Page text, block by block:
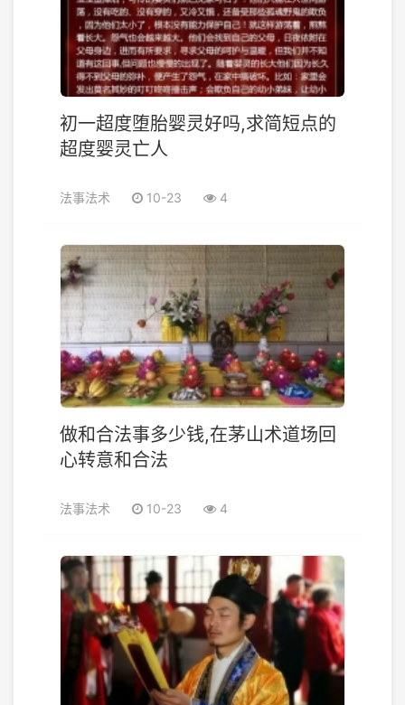
初一超度堕胎婴灵好吗,求简短点的
超度婴灵亡人
法事法术 10-23 4
做和合法事多少钱,在茅山术道场回
心转意和合法
法事法术 10-23 4